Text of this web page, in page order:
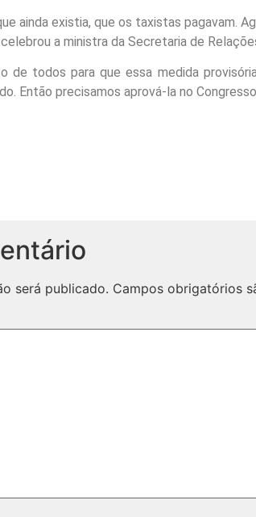
ainda existia, que os taxistas pagavam.
a ministra da Secretaria de
de todos para que essa medida
Então precisamos aprová-la no
será publicado. Campos obrigatórios